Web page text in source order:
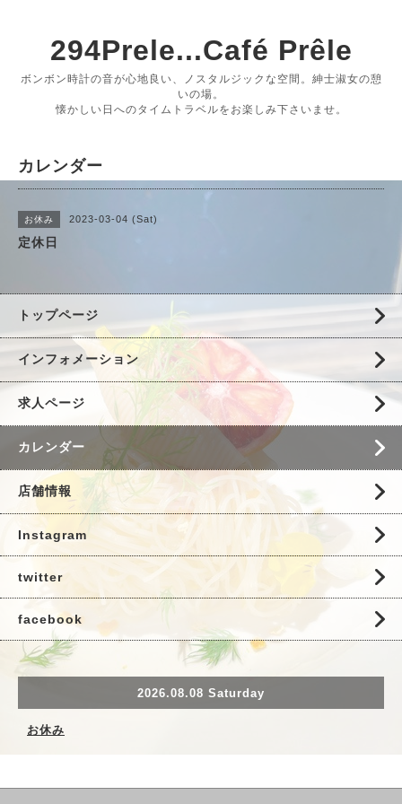
294Prele...Café Prêle
ボンボン時計の音が心地良い、ノスタルジックな空間。紳士淑女の憩
いの場。
懐かしい日へのタイムトラベルをお楽しみ下さいませ。
カレンダー
お休み 2023-03-04 (Sat)
定休日
トップページ
インフォメーション
求人ページ
カレンダー
店舗情報
Instagram
twitter
facebook
2026.08.08 Saturday
お休み